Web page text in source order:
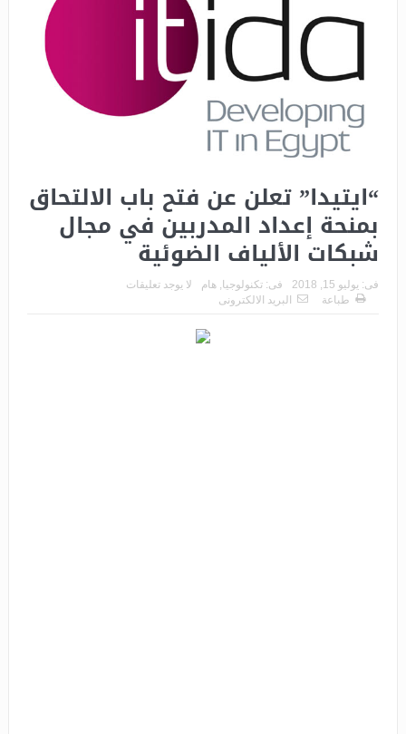
“ايتيدا” تعلن عن فتح باب الالتحاق
بمنحة إعداد المدربين في مجال
شبكات الألياف الضوئية
فى: يوليو 15, 2018 فى: تكنولوجيا هام
لا يوجد تعليقات
طباعة
البريد الالكترونى